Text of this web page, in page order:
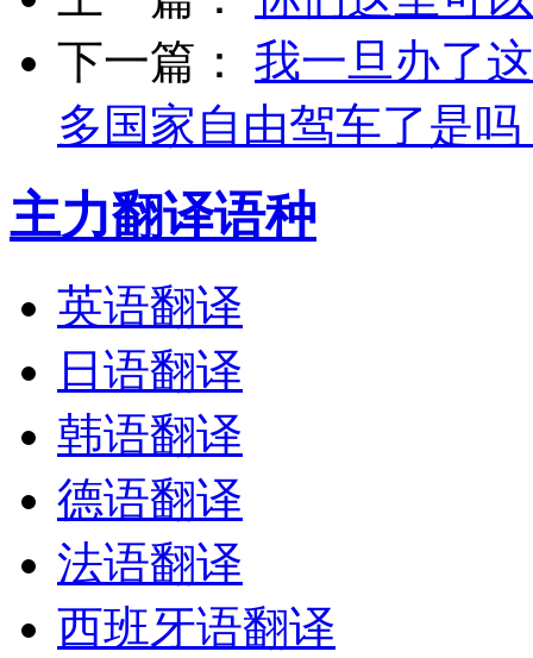
下一篇： 我一旦办了
多国家自由驾车了是吗
主力翻译语种
英语翻译
日语翻译
韩语翻译
德语翻译
法语翻译
西班牙语翻译